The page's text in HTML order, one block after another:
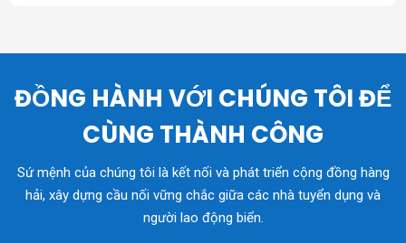
ĐỒNG HÀNH VỚI CHÚNG TÔI ĐỂ
CÙNG THÀNH CÔNG
Sứ mệnh của chúng tôi là kết nối và phát triển cộng đồng hàng
hải, xây dựng cầu nối vững chắc giữa các nhà tuyển dụng và
người lao động biển.